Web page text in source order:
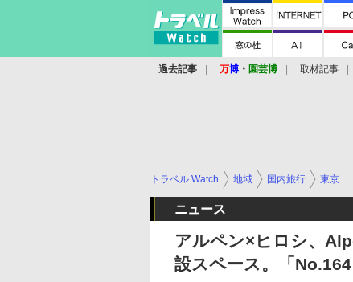
過去記事 万博 ・ 園芸博 取材記事
トラベル Watch 地域 国内旅行 東京
ニュース
アルペン×ヒロシ、
設スペース。「